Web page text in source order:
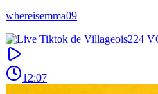
whereisemma09
12:07